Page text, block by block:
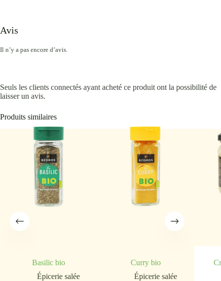
Avis
Il n’y a pas encore d’avis.
Seuls les clients connectés ayant acheté ce produit ont la possibilité de
laisser un avis.
Produits similaires
Basilic bio
Épicerie salée
Curry bio
Épicerie salée